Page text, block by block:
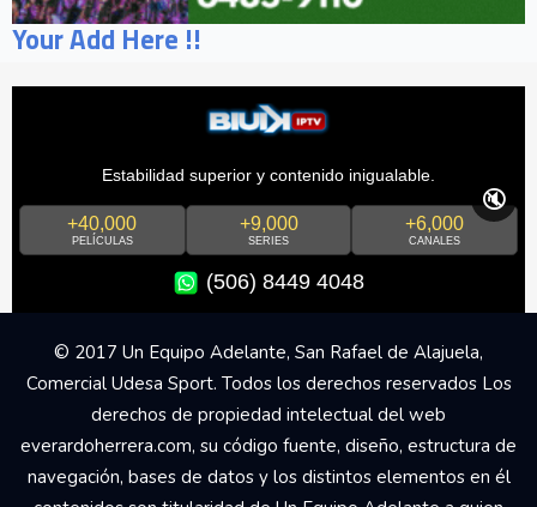
Your Add Here !!
Estabilidad superior y contenido inigualable.
+40,000
PELÍCULAS
+9,000
SERIES
+6,000
CANALES
(506) 8449 4048
🔇
© 2017 Un Equipo Adelante, San Rafael de Alajuela,
Comercial Udesa Sport. Todos los derechos reservados Los
derechos de propiedad intelectual del web
everardoherrera.com, su código fuente, diseño, estructura de
navegación, bases de datos y los distintos elementos en él